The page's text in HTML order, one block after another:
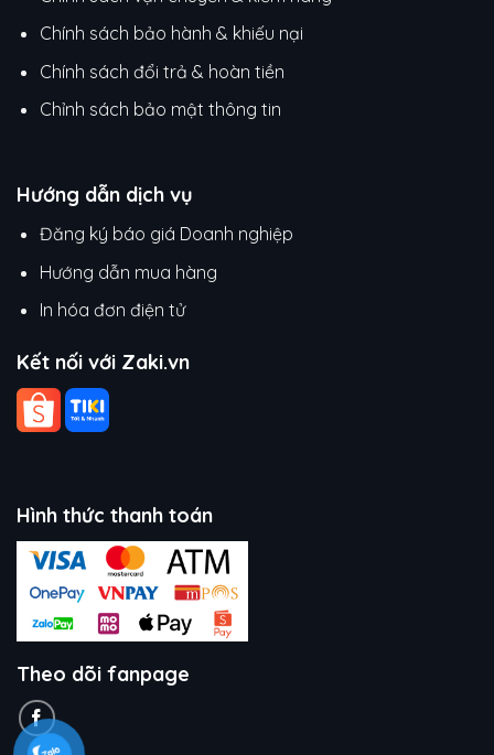
Chính sách bảo hành & khiếu nại
Chính sách đổi trả & hoàn tiền
Chỉnh sách bảo mật thông tin
Hướng dẫn dịch vụ
Đăng ký báo giá Doanh nghiệp
Hướng dẫn mua hàng
In hóa đơn điện tử
Kết nối với Zaki.vn
Hình thức thanh toán
Theo dõi fanpage